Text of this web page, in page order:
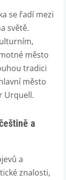
se řadí mezi
světě.
město
tradici
město
Urquell.
a
a
znalosti,